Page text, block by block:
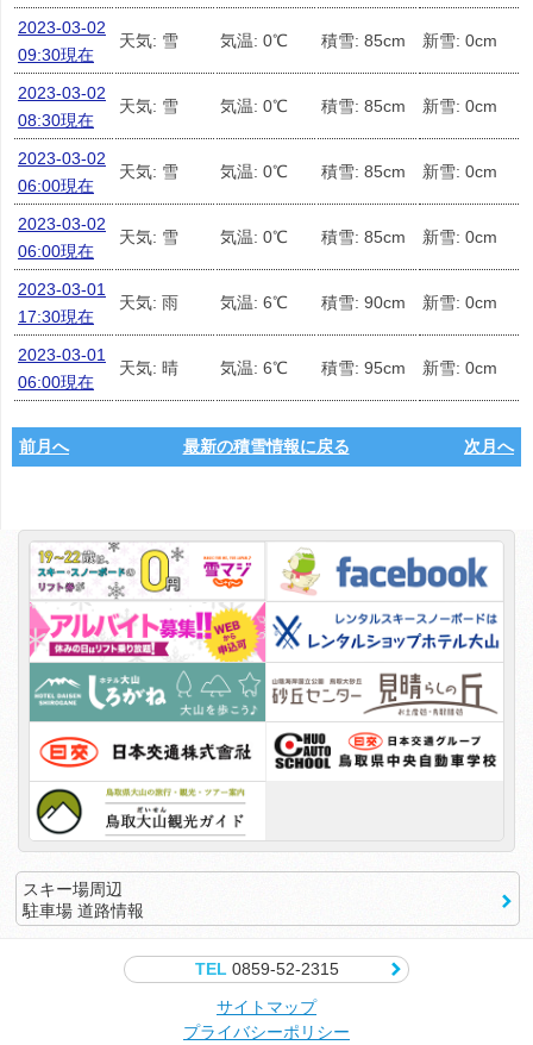
2023-03-02
09:30現在
天気: 雪 気温: 0℃ 積雪: 85cm 新雪: 0cm
2023-03-02
08:30現在
天気: 雪 気温: 0℃ 積雪: 85cm 新雪: 0cm
2023-03-02
06:00現在
天気: 雪 気温: 0℃ 積雪: 85cm 新雪: 0cm
2023-03-02
06:00現在
天気: 雪 気温: 0℃ 積雪: 85cm 新雪: 0cm
2023-03-01
17:30現在
天気: 雨 気温: 6℃ 積雪: 90cm 新雪: 0cm
2023-03-01
06:00現在
天気: 晴 気温: 6℃ 積雪: 95cm 新雪: 0cm
前月へ 最新の積雪情報に戻る 次月へ
スキー場周辺
駐車場 道路情報
TEL0859-52-2315
サイトマップ
プライバシーポリシー